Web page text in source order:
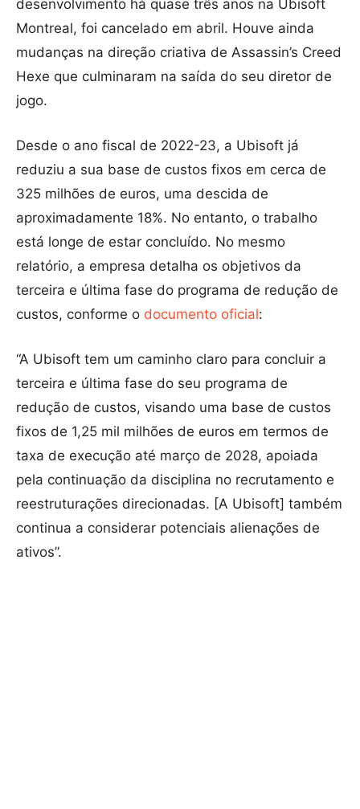
desenvolvimento há quase três anos na Ubisoft
Montreal, foi cancelado em abril. Houve ainda
mudanças na direção criativa de Assassin’s Creed
Hexe que culminaram na saída do seu diretor de
jogo.
Desde o ano fiscal de 2022-23, a Ubisoft já
reduziu a sua base de custos fixos em cerca de
325 milhões de euros, uma descida de
aproximadamente 18%. No entanto, o trabalho
está longe de estar concluído. No mesmo
relatório, a empresa detalha os objetivos da
terceira e última fase do programa de redução de
custos, conforme o documento oficial:
“A Ubisoft tem um caminho claro para concluir a
terceira e última fase do seu programa de
redução de custos, visando uma base de custos
fixos de 1,25 mil milhões de euros em termos de
taxa de execução até março de 2028, apoiada
pela continuação da disciplina no recrutamento e
reestruturações direcionadas. [A Ubisoft] também
continua a considerar potenciais alienações de
ativos”.